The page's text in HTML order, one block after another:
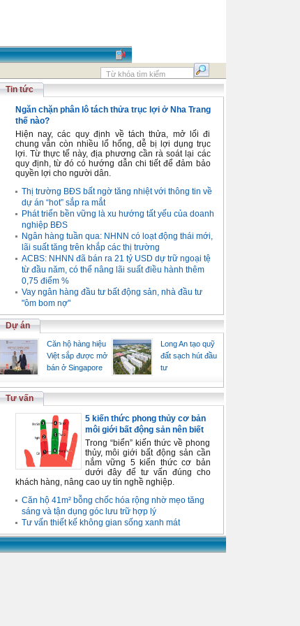
Tin tức
Ngăn chặn phân lô tách thửa trục lợi ở Nha Trang
thế nào?
Hiện nay, các quy định về tách thửa, mở lối đi
chung vẫn còn nhiều lổ hổng, dễ bị lợi dụng trục
lợi. Từ thực tế này, địa phương cần rà soát lại các
quy định, từ đó có hướng dẫn chi tiết để đảm bảo
quyền lợi cho người dân.
Thị trường BĐS bất ngờ tăng nhiệt với thông tin về
dự án “hot” sắp ra mắt
Phát triển bền vững là xu hướng tất yếu của doanh
nghiệp BĐS
Ngân hàng tuần qua: NHNN có loạt động thái mới,
lãi suất tăng trên khắp các thị trường
ACBS: NHNN đã bán ra 21 tỷ USD dự trữ ngoại tệ
từ đầu năm, có thể nâng lãi suất điều hành thêm
0,75 điểm %
Vay ngân hàng đầu tư bất động sản, nhà đầu tư
"ôm bom nợ"
Dự án
Căn hộ hàng hiệu
Việt sắp được mở
bán ở Singapore
Long An tạo quỹ
đất sạch hút đầu
tư
Tư vấn
5 kiến thức phong thủy cơ bản
môi giới bất động sản nên biết
Trong “biển” kiến thức về phong
thủy, môi giới bất động sản cần
nắm vững 5 kiến thức cơ bản
dưới đây để tư vấn đúng cho
khách hàng, nâng cao uy tín nghề nghiệp.
Căn hộ 41m² bỗng chốc hóa rộng nhờ mẹo tăng
sáng và tận dụng góc lưu trữ hợp lý
Tư vấn thiết kế không gian sống xanh mát